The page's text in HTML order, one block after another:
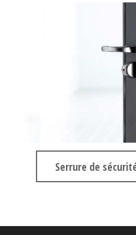
Serrure de